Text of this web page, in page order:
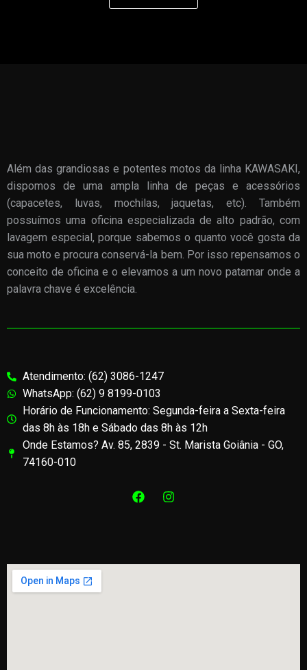
Além das grandiosas e potentes motos da linha KAWASAKI,
dispomos de uma ampla linha de peças e acessórios
(capacetes, luvas, mochilas, jaquetas, etc). Também
possuímos uma oficina especializada de alto padrão, com
lavagem especial, porque sabemos o quanto você gosta da
sua moto e procura conservá-la bem. Por isso repensamos o
conceito de oficina e o elevamos a um novo patamar onde a
palavra chave é excelência.
Atendimento: (62) 3086-1247
WhatsApp: (62) 9 8199-0103
Horário de Funcionamento: Segunda-feira a Sexta-feira
das 8h às 18h e Sábado das 8h às 12h
Onde Estamos? Av. 85, 2839 - St. Marista Goiânia - GO,
74160-010